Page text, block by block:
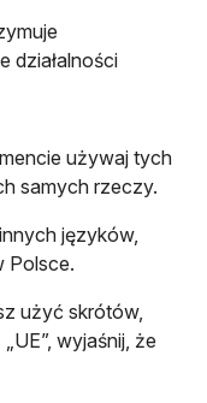
działalności
używaj tych
samych rzeczy.
języków,
Polsce.
użyć skrótów,
wyjaśnij, że